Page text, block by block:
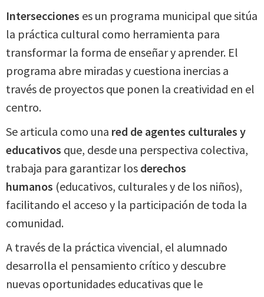
Intersecciones es un programa municipal que sitúa
la práctica cultural como herramienta para
transformar la forma de enseñar y aprender. El
programa abre miradas y cuestiona inercias a
través de proyectos que ponen la creatividad en el
centro.
Se articula como una red de agentes culturales y
educativos que, desde una perspectiva colectiva,
trabaja para garantizar los derechos
humanos (educativos, culturales y de los niños),
facilitando el acceso y la participación de toda la
comunidad.
A través de la práctica vivencial, el alumnado
desarrolla el pensamiento crítico y descubre
nuevas oportunidades educativas que le